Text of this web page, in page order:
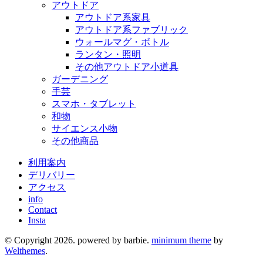
アウトドア
アウトドア系家具
アウトドア系ファブリック
ウォールマグ・ボトル
ランタン・照明
その他アウトドア小道具
ガーデニング
手芸
スマホ・タブレット
和物
サイエンス小物
その他商品
利用案内
デリバリー
アクセス
info
Contact
Insta
© Copyright 2026. powered by barbie. minimum theme by
Welthemes.